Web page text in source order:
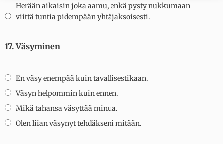
Herään aikaisin joka aamu, enkä pysty nukkumaan
viittä tuntia pidempään yhtäjaksoisesti.
17. Väsyminen
En väsy enempää kuin tavallisestikaan.
Väsyn helpommin kuin ennen.
Mikä tahansa väsyttää minua.
Olen liian väsynyt tehdäkseni mitään.